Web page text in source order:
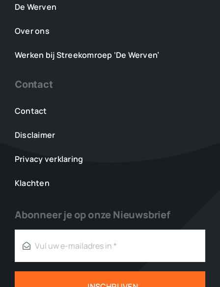
De Werven
Over ons
Werken bij Streekomroep ‘De Werven’
Contact
Contact
Disclaimer
Privacy verklaring
Klachten
Abonneer je op onze Nieuwsbrief